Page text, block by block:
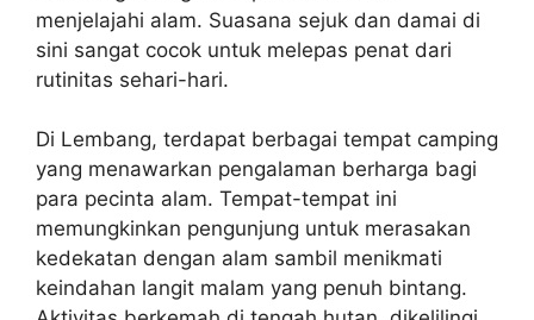
menjelajahi alam. Suasana sejuk dan damai di
sini sangat cocok untuk melepas penat dari
rutinitas sehari-hari.
Di Lembang, terdapat berbagai tempat camping
yang menawarkan pengalaman berharga bagi
para pecinta alam. Tempat-tempat ini
memungkinkan pengunjung untuk merasakan
kedekatan dengan alam sambil menikmati
keindahan langit malam yang penuh bintang.